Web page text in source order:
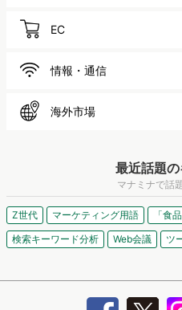
EC
情報・通信
海外市場
最近話題
マナミナで話
Z世代 マーケティング用語 「食
検索キーワード分析
Web会議 ツ